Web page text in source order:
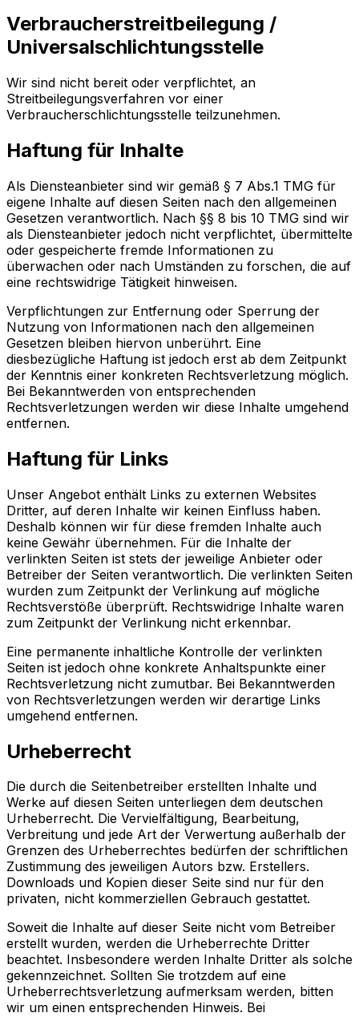
Verbraucherstreitbeilegung /
Universalschlichtungsstelle
Wir sind nicht bereit oder verpflichtet, an
Streitbeilegungsverfahren vor einer
Verbraucherschlichtungsstelle teilzunehmen.
Haftung für Inhalte
Als Diensteanbieter sind wir gemäß § 7 Abs.1 TMG für
eigene Inhalte auf diesen Seiten nach den allgemeinen
Gesetzen verantwortlich. Nach §§ 8 bis 10 TMG sind wir
als Diensteanbieter jedoch nicht verpflichtet, übermittelte
oder gespeicherte fremde Informationen zu
überwachen oder nach Umständen zu forschen, die auf
eine rechtswidrige Tätigkeit hinweisen.
Verpflichtungen zur Entfernung oder Sperrung der
Nutzung von Informationen nach den allgemeinen
Gesetzen bleiben hiervon unberührt. Eine
diesbezügliche Haftung ist jedoch erst ab dem Zeitpunkt
der Kenntnis einer konkreten Rechtsverletzung möglich.
Bei Bekanntwerden von entsprechenden
Rechtsverletzungen werden wir diese Inhalte umgehend
entfernen.
Haftung für Links
Unser Angebot enthält Links zu externen Websites
Dritter, auf deren Inhalte wir keinen Einfluss haben.
Deshalb können wir für diese fremden Inhalte auch
keine Gewähr übernehmen. Für die Inhalte der
verlinkten Seiten ist stets der jeweilige Anbieter oder
Betreiber der Seiten verantwortlich. Die verlinkten Seiten
wurden zum Zeitpunkt der Verlinkung auf mögliche
Rechtsverstöße überprüft. Rechtswidrige Inhalte waren
zum Zeitpunkt der Verlinkung nicht erkennbar.
Eine permanente inhaltliche Kontrolle der verlinkten
Seiten ist jedoch ohne konkrete Anhaltspunkte einer
Rechtsverletzung nicht zumutbar. Bei Bekanntwerden
von Rechtsverletzungen werden wir derartige Links
umgehend entfernen.
Urheberrecht
Die durch die Seitenbetreiber erstellten Inhalte und
Werke auf diesen Seiten unterliegen dem deutschen
Urheberrecht. Die Vervielfältigung, Bearbeitung,
Verbreitung und jede Art der Verwertung außerhalb der
Grenzen des Urheberrechtes bedürfen der schriftlichen
Zustimmung des jeweiligen Autors bzw. Erstellers.
Downloads und Kopien dieser Seite sind nur für den
privaten, nicht kommerziellen Gebrauch gestattet.
Soweit die Inhalte auf dieser Seite nicht vom Betreiber
erstellt wurden, werden die Urheberrechte Dritter
beachtet. Insbesondere werden Inhalte Dritter als solche
gekennzeichnet. Sollten Sie trotzdem auf eine
Urheberrechtsverletzung aufmerksam werden, bitten
wir um einen entsprechenden Hinweis. Bei